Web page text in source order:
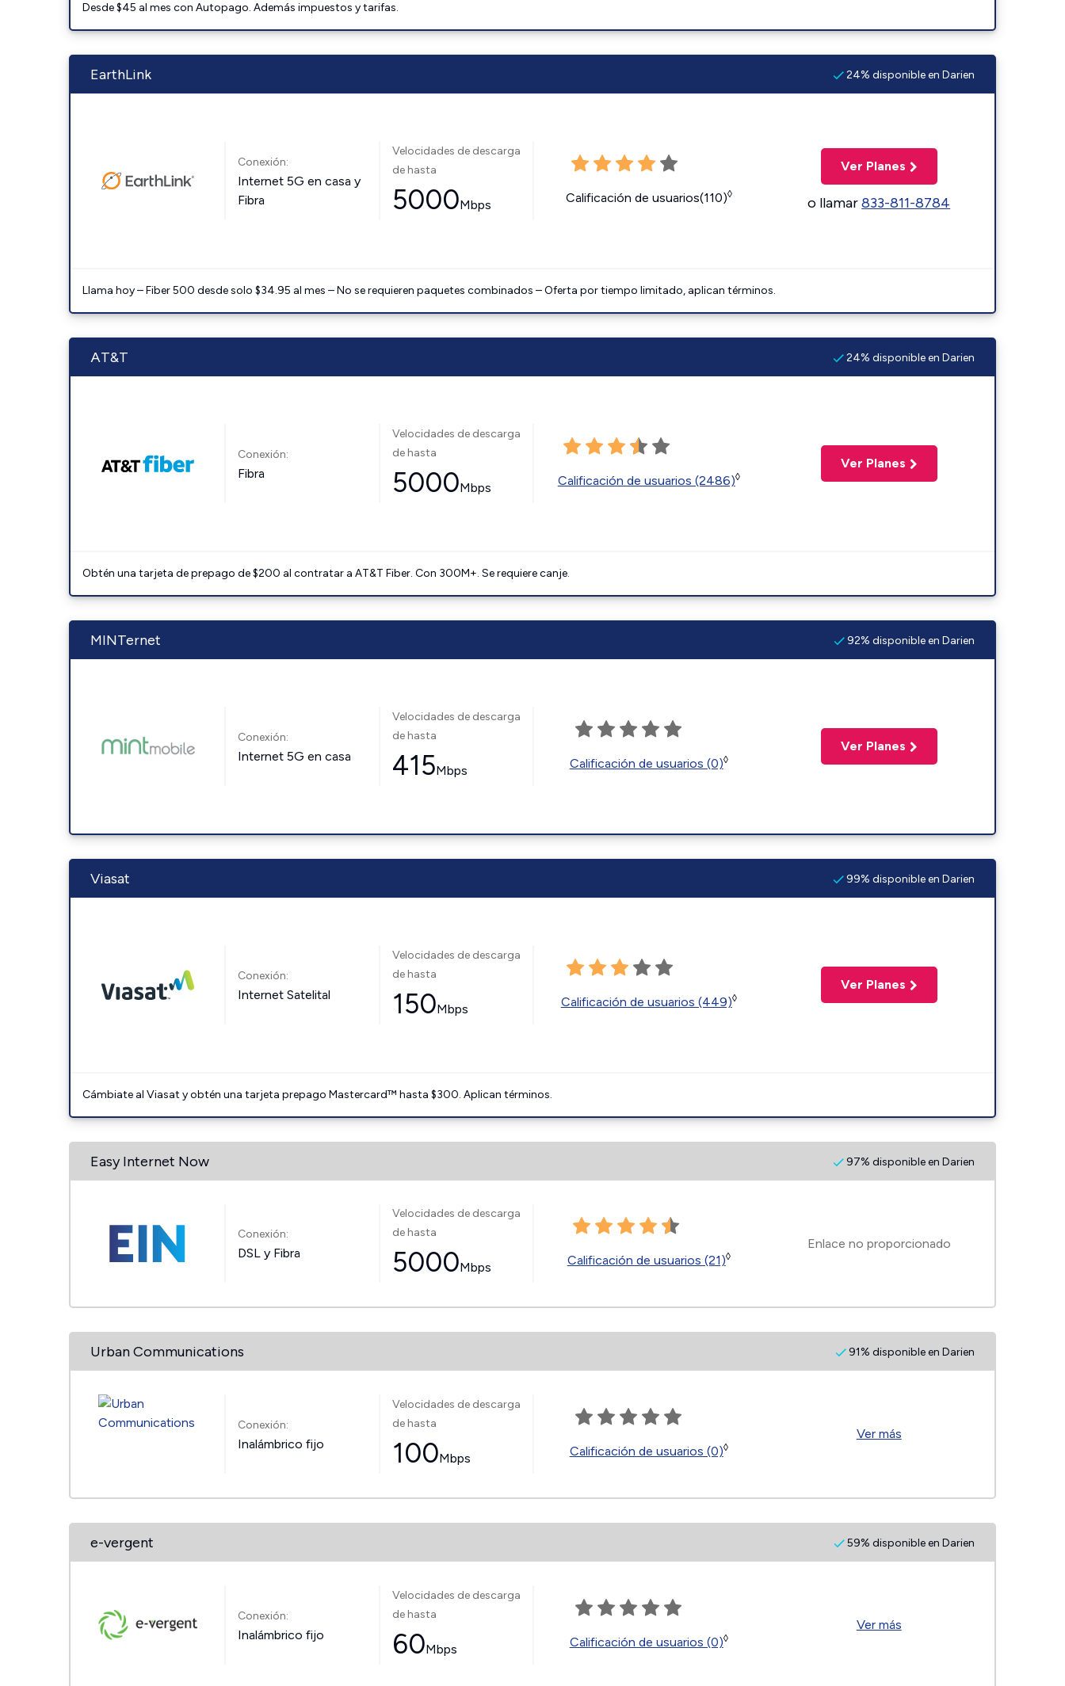
Desde $45 al mes con Autopago. Además impuestos y tarifas.
EarthLink 24% disponible en Darien
Conexión:
Internet 5G en casa y
Fibra
Velocidades de descarga
de hasta
5000Mbps Calificación de usuarios(110)◊
Ver Planes
o llamar833-811-8784
Llama hoy – Fiber 500 desde solo $34.95 al mes – No se requieren paquetes combinados – Oferta por tiempo limitado, aplican términos.
AT&T 24% disponible en Darien
Conexión:
Fibra
Velocidades de descarga
de hasta
5000Mbps Calificación de usuarios (2486)◊
Ver Planes
Obtén una tarjeta de prepago de $200 al contratar a AT&T Fiber. Con 300M+. Se requiere canje.
MINTernet 92% disponible en Darien
Conexión:
Internet 5G en casa
Velocidades de descarga
de hasta
415Mbps Calificación de usuarios (0)◊
Ver Planes
Viasat 99% disponible en Darien
Conexión:
Internet Satelital
Velocidades de descarga
de hasta
150Mbps Calificación de usuarios (449)◊
Ver Planes
Cámbiate al Viasat y obtén una tarjeta prepago Mastercard™ hasta $300. Aplican términos.
Easy Internet Now 97% disponible en Darien
Conexión:
DSL y Fibra
Velocidades de descarga
de hasta
5000Mbps Calificación de usuarios (21)◊
Enlace no proporcionado
Urban Communications 91% disponible en Darien
Conexión:
Inalámbrico fijo
Velocidades de descarga
de hasta
100Mbps Calificación de usuarios (0)◊
Ver más
e-vergent 59% disponible en Darien
Conexión:
Inalámbrico fijo
Velocidades de descarga
de hasta
60Mbps Calificación de usuarios (0)◊
Ver más